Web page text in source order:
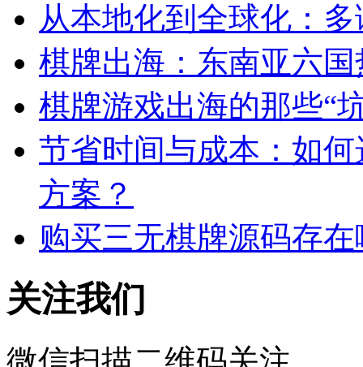
从本地化到全球化：
棋牌出海：东南亚六
棋牌游戏出海的那些“
节省时间与成本：如
方案？
购买三无棋牌源码存
关注我们